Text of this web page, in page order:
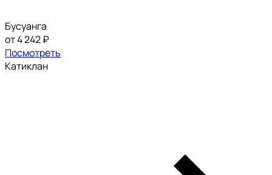
Бусуанга
от 4 242 ₽
Посмотреть
Катиклан